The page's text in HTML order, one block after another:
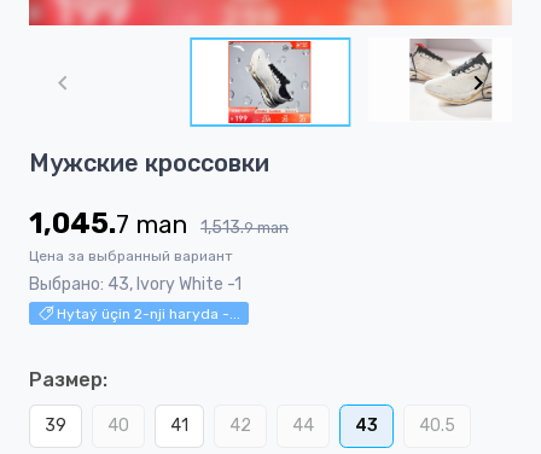
1
5
Мужские кроссовки
1,045.7 man 1,513.9 man
Цена за выбранный вариант
Выбрано: 43, Ivory White -1
Hytaý üçin 2-nji haryda -...
Размер:
39 40 41 42 44 43 40.5